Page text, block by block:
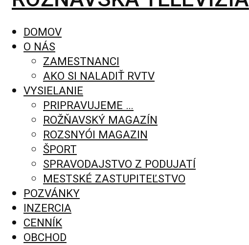
DOMOV
O NÁS
ZAMESTNANCI
AKO SI NALADIŤ RVTV
VYSIELANIE
PRIPRAVUJEME …
ROŽŇAVSKÝ MAGAZÍN
ROZSNYÓI MAGAZIN
ŠPORT
SPRAVODAJSTVO Z PODUJATÍ
MESTSKÉ ZASTUPITEĽSTVO
POZVÁNKY
INZERCIA
CENNÍK
OBCHOD